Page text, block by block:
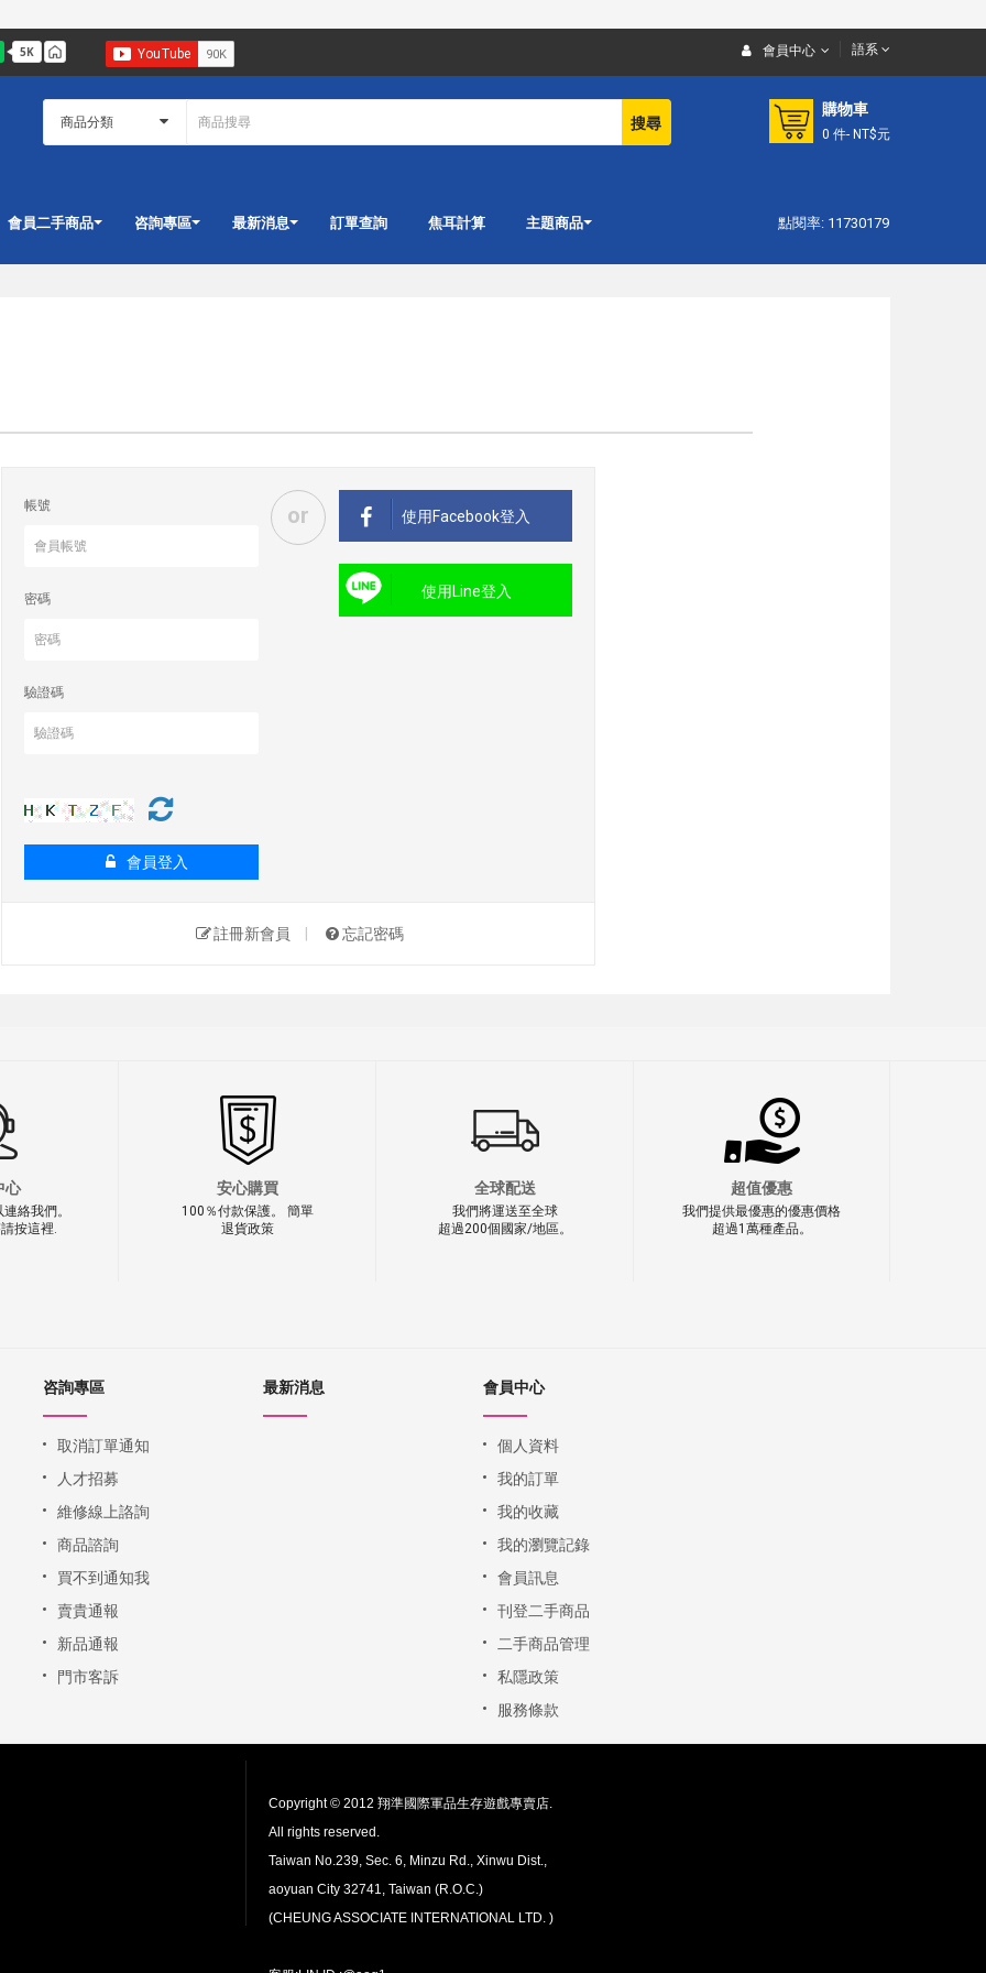
會員中心 語系
搜尋
購物車
0 件- NT$元
會員二手商品 咨詢專區 最新消息 訂單查詢 焦耳計算 主題商品 點閱率: 11730179
帳號
密碼
驗證碼
會員登入
or 使用Facebook登入
使用Line登入
註冊新會員 忘記密碼
心
絡我們。
按這裡.
安心購買
100％付款保護。 簡單
退貨政策
全球配送
我們將運送至全球
超過200個國家/地區。
超值優惠
我們提供最優惠的優惠價格
超過1萬種產品。
咨詢專區
取消訂單通知
人才招募
維修線上詻詢
商品諮詢
買不到通知我
賣貴通報
新品通報
門市客訴
最新消息 會員中心
個人資料
我的訂單
我的收藏
我的瀏覽記錄
會員訊息
刊登二手商品
二手商品管理
私隱政策
服務條款
Copyright © 2012 翔準國際軍品生存遊戲專賣店.
All rights reserved.
Taiwan No.239, Sec. 6, Minzu Rd., Xinwu Dist.,
aoyuan City 32741, Taiwan (R.O.C.)
(CHEUNG ASSOCIATE INTERNATIONAL LTD. )